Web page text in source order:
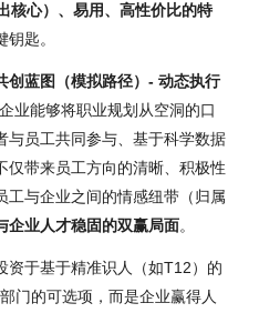
核心）、易用、高性价比的特
匙。
创蓝图（模拟路径）- 动态执行
业能够将职业规划从空洞的口
与员工共同参与、基于科学数据
仅带来员工方向的清晰、积极性
工与企业之间的情感纽带（归属
企业人才稳固的双赢局面。
资于基于精准识人（如T12）的
门的可选项，而是企业赢得人